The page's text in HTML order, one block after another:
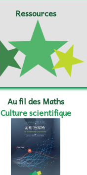
Ressources
Au fil des Maths
Culture scientifique